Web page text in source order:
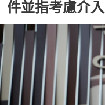
件並指考慮介入